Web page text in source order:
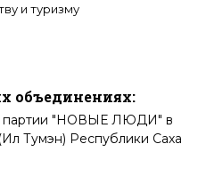
и туризму
объединениях:
партии "НОВЫЕ ЛЮДИ" в
Тумэн) Республики Саха